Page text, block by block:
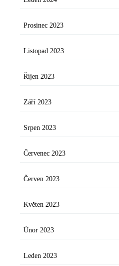
Prosinec 2023
Listopad 2023
Říjen 2023
Září 2023
Srpen 2023
Červenec 2023
Červen 2023
Květen 2023
Únor 2023
Leden 2023